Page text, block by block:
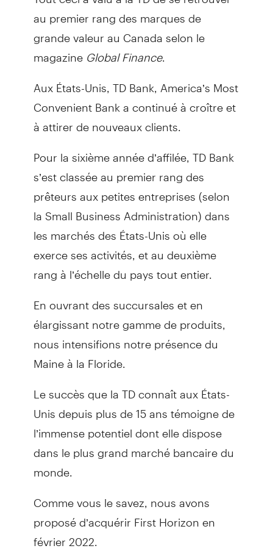
au premier rang des marques de
grande valeur au Canada selon le
magazineGlobal Finance.
Aux États-Unis, TD Bank, America’s Most
Convenient Bank a continué à croître et
à attirer de nouveaux clients.
Pour la sixième année d’affilée, TD Bank
s’est classée au premier rang des
prêteurs aux petites entreprises (selon
la Small Business Administration) dans
les marchés des États-Unis où elle
exerce ses activités, et au deuxième
rang à l’échelle du pays tout entier.
En ouvrant des succursales et en
élargissant notre gamme de produits,
nous intensifions notre présence du
Maine à la Floride.
Le succès que la TD connaît aux États-
Unis depuis plus de 15 ans témoigne de
l’immense potentiel dont elle dispose
dans le plus grand marché bancaire du
monde.
Comme vous le savez, nous avons
proposé d’acquérir First Horizon en
février 2022.